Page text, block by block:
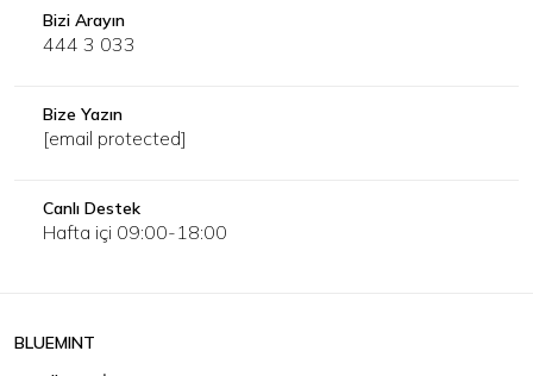
Bizi Arayın
444 3 033
Bize Yazın
[email protected]
Canlı Destek
Hafta içi 09:00-18:00
BLUEMINT